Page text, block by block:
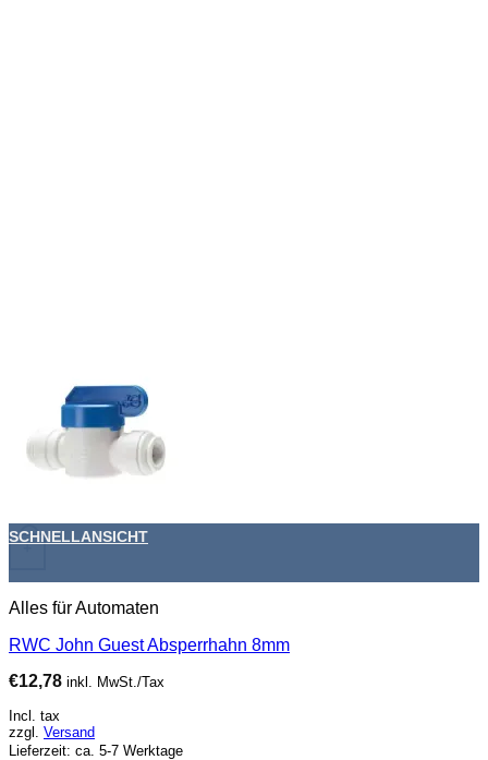
+
SCHNELLANSICHT
Alles für Automaten
RWC John Guest Absperrhahn 8mm
€12,78 inkl. MwSt./Tax
Incl. tax
zzgl. Versand
Lieferzeit: ca. 5-7 Werktage